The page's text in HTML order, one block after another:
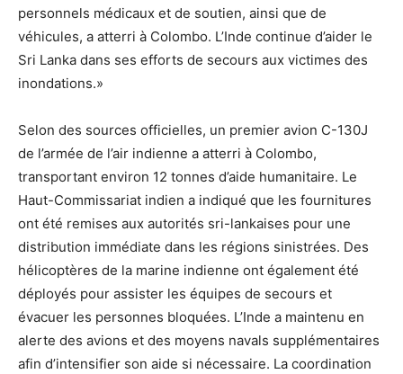
personnels médicaux et de soutien, ainsi que de
véhicules, a atterri à Colombo. L’Inde continue d’aider le
Sri Lanka dans ses efforts de secours aux victimes des
inondations.»
Selon des sources officielles, un premier avion C-130J
de l’armée de l’air indienne a atterri à Colombo,
transportant environ 12 tonnes d’aide humanitaire. Le
Haut-Commissariat indien a indiqué que les fournitures
ont été remises aux autorités sri-lankaises pour une
distribution immédiate dans les régions sinistrées. Des
hélicoptères de la marine indienne ont également été
déployés pour assister les équipes de secours et
évacuer les personnes bloquées. L’Inde a maintenu en
alerte des avions et des moyens navals supplémentaires
afin d’intensifier son aide si nécessaire. La coordination